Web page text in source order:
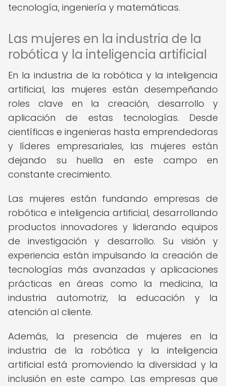
tecnología, ingeniería y matemáticas.
Las mujeres en la industria de la
robótica y la inteligencia artificial
En la industria de la robótica y la inteligencia
artificial, las mujeres están desempeñando
roles clave en la creación, desarrollo y
aplicación de estas tecnologías. Desde
científicas e ingenieras hasta emprendedoras
y líderes empresariales, las mujeres están
dejando su huella en este campo en
constante crecimiento.
Las mujeres están fundando empresas de
robótica e inteligencia artificial, desarrollando
productos innovadores y liderando equipos
de investigación y desarrollo. Su visión y
experiencia están impulsando la creación de
tecnologías más avanzadas y aplicaciones
prácticas en áreas como la medicina, la
industria automotriz, la educación y la
atención al cliente.
Además, la presencia de mujeres en la
industria de la robótica y la inteligencia
artificial está promoviendo la diversidad y la
inclusión en este campo. Las empresas que